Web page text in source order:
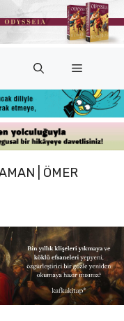
Menü
| ÖMER